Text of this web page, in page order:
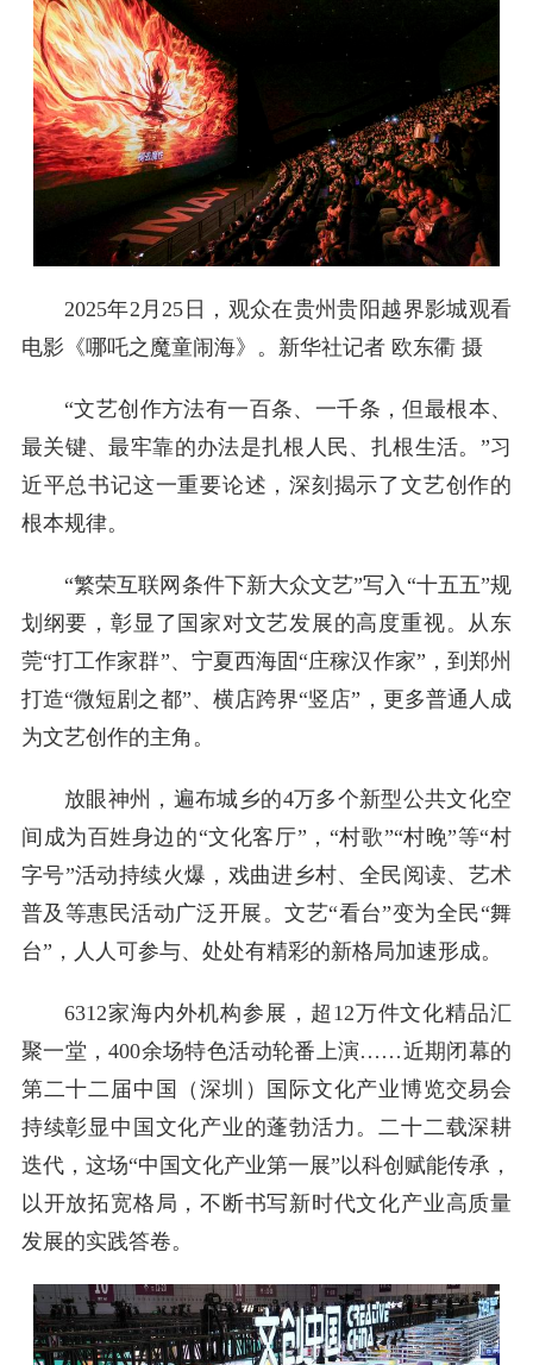
2025年2月25日，观众在贵州贵阳越界影城观看
电影《哪吒之魔童闹海》。新华社记者 欧东衢 摄
“文艺创作方法有一百条、一千条，但最根本、
最关键、最牢靠的办法是扎根人民、扎根生活。”习
近平总书记这一重要论述，深刻揭示了文艺创作的
根本规律。
“繁荣互联网条件下新大众文艺”写入“十五五”规
划纲要，彰显了国家对文艺发展的高度重视。从东
莞“打工作家群”、宁夏西海固“庄稼汉作家”，到郑州
打造“微短剧之都”、横店跨界“竖店”，更多普通人成
为文艺创作的主角。
放眼神州，遍布城乡的4万多个新型公共文化空
间成为百姓身边的“文化客厅”，“村歌”“村晚”等“村
字号”活动持续火爆，戏曲进乡村、全民阅读、艺术
普及等惠民活动广泛开展。文艺“看台”变为全民“舞
台”，人人可参与、处处有精彩的新格局加速形成。
6312家海内外机构参展，超12万件文化精品汇
聚一堂，400余场特色活动轮番上演……近期闭幕的
第二十二届中国（深圳）国际文化产业博览交易会
持续彰显中国文化产业的蓬勃活力。二十二载深耕
迭代，这场“中国文化产业第一展”以科创赋能传承，
以开放拓宽格局，不断书写新时代文化产业高质量
发展的实践答卷。